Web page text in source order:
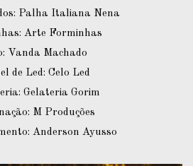
Palha Italiana Nena
Arte Forminhas
Vanda Machado
de Led: Celo Led
Gelateria Gorim
M Produções
Anderson Ayusso